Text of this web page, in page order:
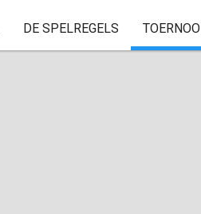
DE SPELREGELS